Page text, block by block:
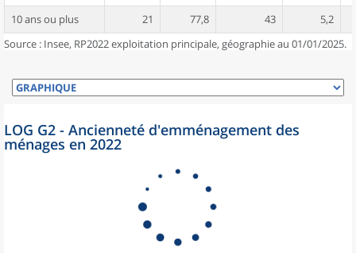
10 ans ou plus
21 77,8 43
5,2
Source : Insee, RP2022 exploitation principale, géographie au 01/01/2025.
LOG G2 - Ancienneté d'emménagement des
ménages en 2022